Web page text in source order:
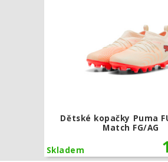
Dětské kopačky Puma
Match FG/AG
Skladem